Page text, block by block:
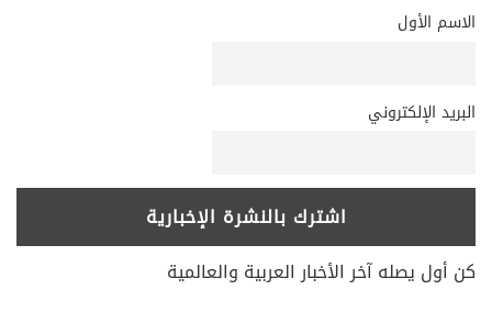
الاسم الأول
البريد الإلكتروني
كن أول يصله آخر الأخبار العربية والعالمية